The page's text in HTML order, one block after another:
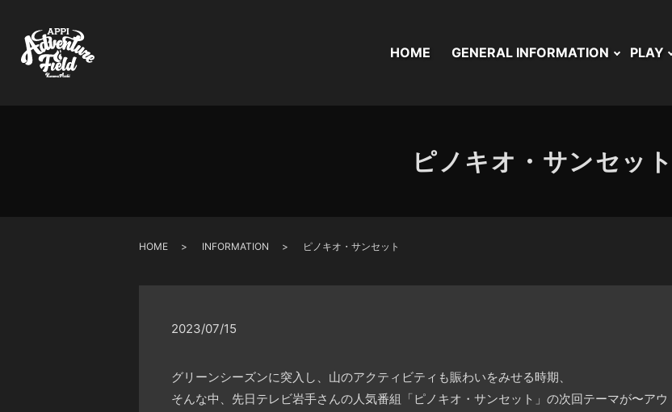
HOME GENERAL INFORMATION PLAY
ピノキオ・サンセット
HOME INFORMATION ピノキオ・サンセット
2023/07/15
グリーンシーズンに突入し、山のアクティビティも賑わいをみせる時期、
そんな中、先日テレビ岩手さんの人気番組「ピノキオ・サンセット」の次回テーマが〜アウ